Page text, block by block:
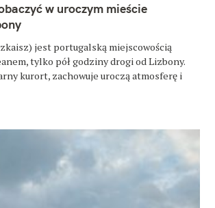
w uroczym mieście
jest portugalską miejscowością
tylko pół godziny drogi od Lizbony.
kurort, zachowuje uroczą atmosferę i